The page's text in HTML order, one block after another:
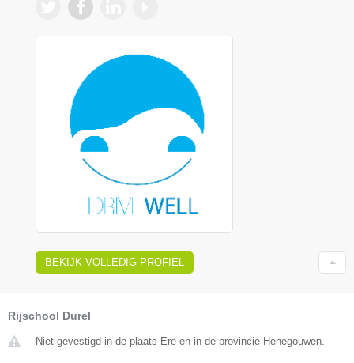
BEKIJK VOLLEDIG PROFIEL
Rijschool Durel
Niet gevestigd in de plaats Ere en in de provincie Henegouwen.